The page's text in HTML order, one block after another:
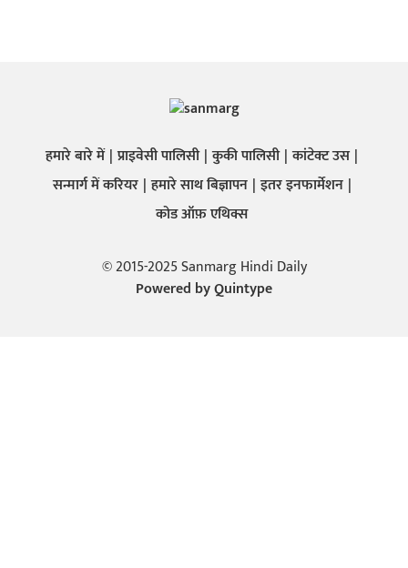
हमारे बारे में प्राइवेसी पालिसी कुकी पालिसी कांटेक्ट उस
सन्मार्ग में करियर हमारे साथ बिज्ञापन इतर इनफार्मेशन
कोड ऑफ़ एथिक्स
© 2015-2025 Sanmarg Hindi Daily
Powered byQuintype